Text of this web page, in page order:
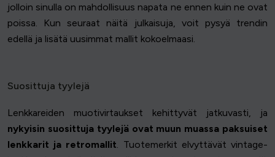
jolloin sinulla on mahdollisuus napata ne ennen kuin ne ovat
poissa. Kun seuraat näitä julkaisuja, voit pysyä trendin
edellä ja lisätä uusimmat mallit kokoelmaasi.
Suosittuja tyylejä
Lenkkareiden muotivirtaukset kehittyvät jatkuvasti, ja
nykyisin suosittuja tyylejä ovat muun muassa paksuiset
lenkkarit ja retromallit. Tuotemerkit elvyttävät vintage-